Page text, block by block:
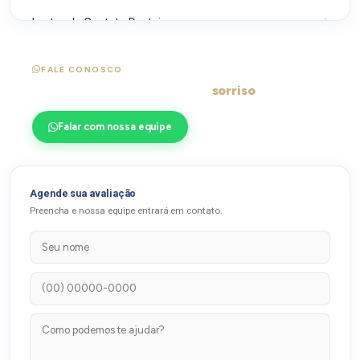
Lentes de Contato Dentais
Prótese de Porcelana
Prótese em Sessão Única
Retratamento de Canal
Sensibilidade dental
FALE CONOSCO
sorriso?
Falar com nossa equipe
Agende sua avaliação
Preencha e nossa equipe entrará em contato.